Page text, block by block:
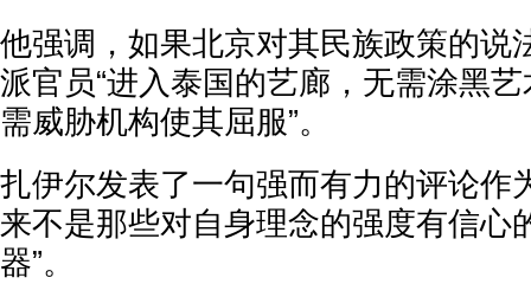
他强调，如果北京对其民族政策的说
派官员“进入泰国的艺廊，无需涂黑
需威胁机构使其屈服”。
扎伊尔发表了一句强而有力的评论作
来不是那些对自身理念的强度有信心
器”。